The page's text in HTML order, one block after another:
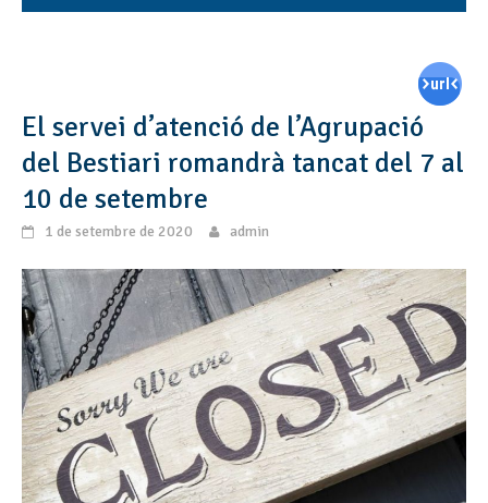
El servei d’atenció de l’Agrupació
del Bestiari romandrà tancat del 7 al
10 de setembre
1 de setembre de 2020 admin